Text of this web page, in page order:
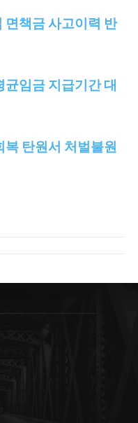
면책금 사고이력 반
임금 지급기간 대
탄원서 처벌불원